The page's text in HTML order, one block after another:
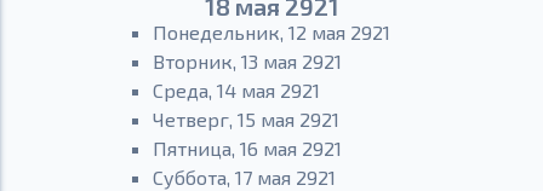
18 мая 2921
Понедельник, 12 мая 2921
Вторник, 13 мая 2921
Среда, 14 мая 2921
Четверг, 15 мая 2921
Пятница, 16 мая 2921
Суббота, 17 мая 2921